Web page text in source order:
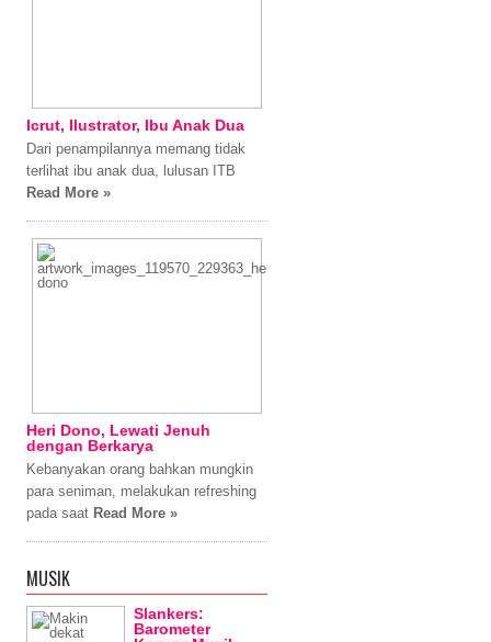
Icrut, Ilustrator, Ibu Anak Dua
Dari penampilannya memang tidak
terlihat ibu anak dua, lulusan ITB
Read More »
Heri Dono, Lewati Jenuh
dengan Berkarya
Kebanyakan orang bahkan mungkin
para seniman, melakukan refreshing
pada saat Read More »
MUSIK
Slankers:
Barometer